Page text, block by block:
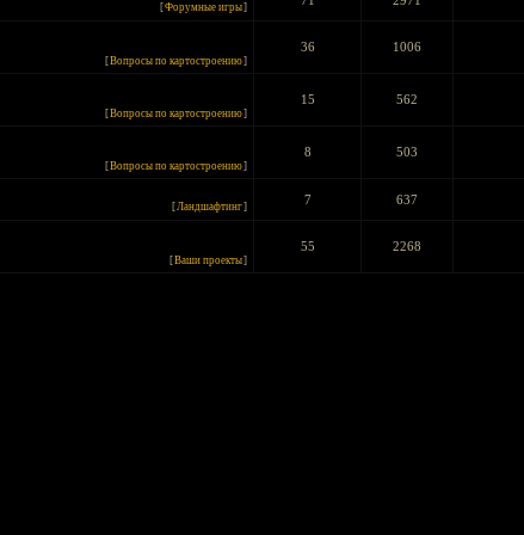
[Форумные игры]
[Вопросы по картостроению]
36 1006
[Вопросы по картостроению]
15 562
[Вопросы по картостроению]
8 503
[Ландшафтинг] 7 637
[Ваши проекты]
55 2268